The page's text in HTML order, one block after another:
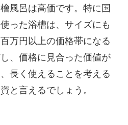
風呂は高価です。特に国
った浴槽は、サイズにも
万円以上の価格帯になる
、価格に見合った価値が
長く使えることを考える
と言えるでしょう。